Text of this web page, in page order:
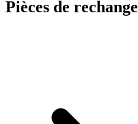
Pièces de rechange